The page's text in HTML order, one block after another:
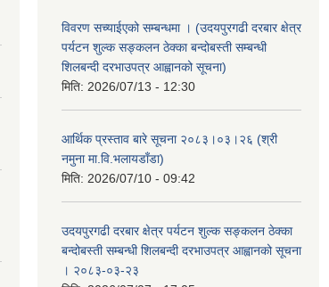
विवरण सच्याईएको सम्बन्धमा । (उदयपुरगढी दरबार क्षेत्र
पर्यटन शुल्क सङ्कलन ठेक्का बन्दोबस्ती सम्बन्धी
शिलबन्दी दरभाउपत्र आह्वानको सूचना)
मिति: 2026/07/13 - 12:30
आर्थिक प्रस्ताव बारे सूचना २०८३।०३।२६ (श्री
नमुना मा.वि.भलायडाँडा)
मिति: 2026/07/10 - 09:42
उदयपुरगढी दरबार क्षेत्र पर्यटन शुल्क सङ्कलन ठेक्का
बन्दोबस्ती सम्बन्धी शिलबन्दी दरभाउपत्र आह्वानको सूचना
। २०८३-०३-२३